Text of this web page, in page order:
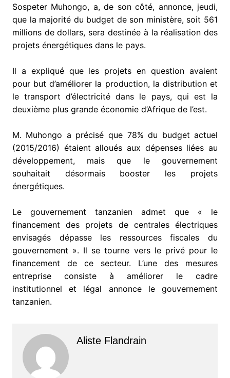
Sospeter Muhongo, a, de son côté, annonce, jeudi,
que la majorité du budget de son ministère, soit 561
millions de dollars, sera destinée à la réalisation des
projets énergétiques dans le pays.
Il a expliqué que les projets en question avaient
pour but d’améliorer la production, la distribution et
le transport d’électricité dans le pays, qui est la
deuxième plus grande économie d’Afrique de l’est.
M. Muhongo a précisé que 78% du budget actuel
(2015/2016) étaient alloués aux dépenses liées au
développement, mais que le gouvernement
souhaitait désormais booster les projets
énergétiques.
Le gouvernement tanzanien admet que « le
financement des projets de centrales électriques
envisagés dépasse les ressources fiscales du
gouvernement ». Il se tourne vers le privé pour le
financement de ce secteur. L’une des mesures
entreprise consiste à améliorer le cadre
institutionnel et légal annonce le gouvernement
tanzanien.
Aliste Flandrain